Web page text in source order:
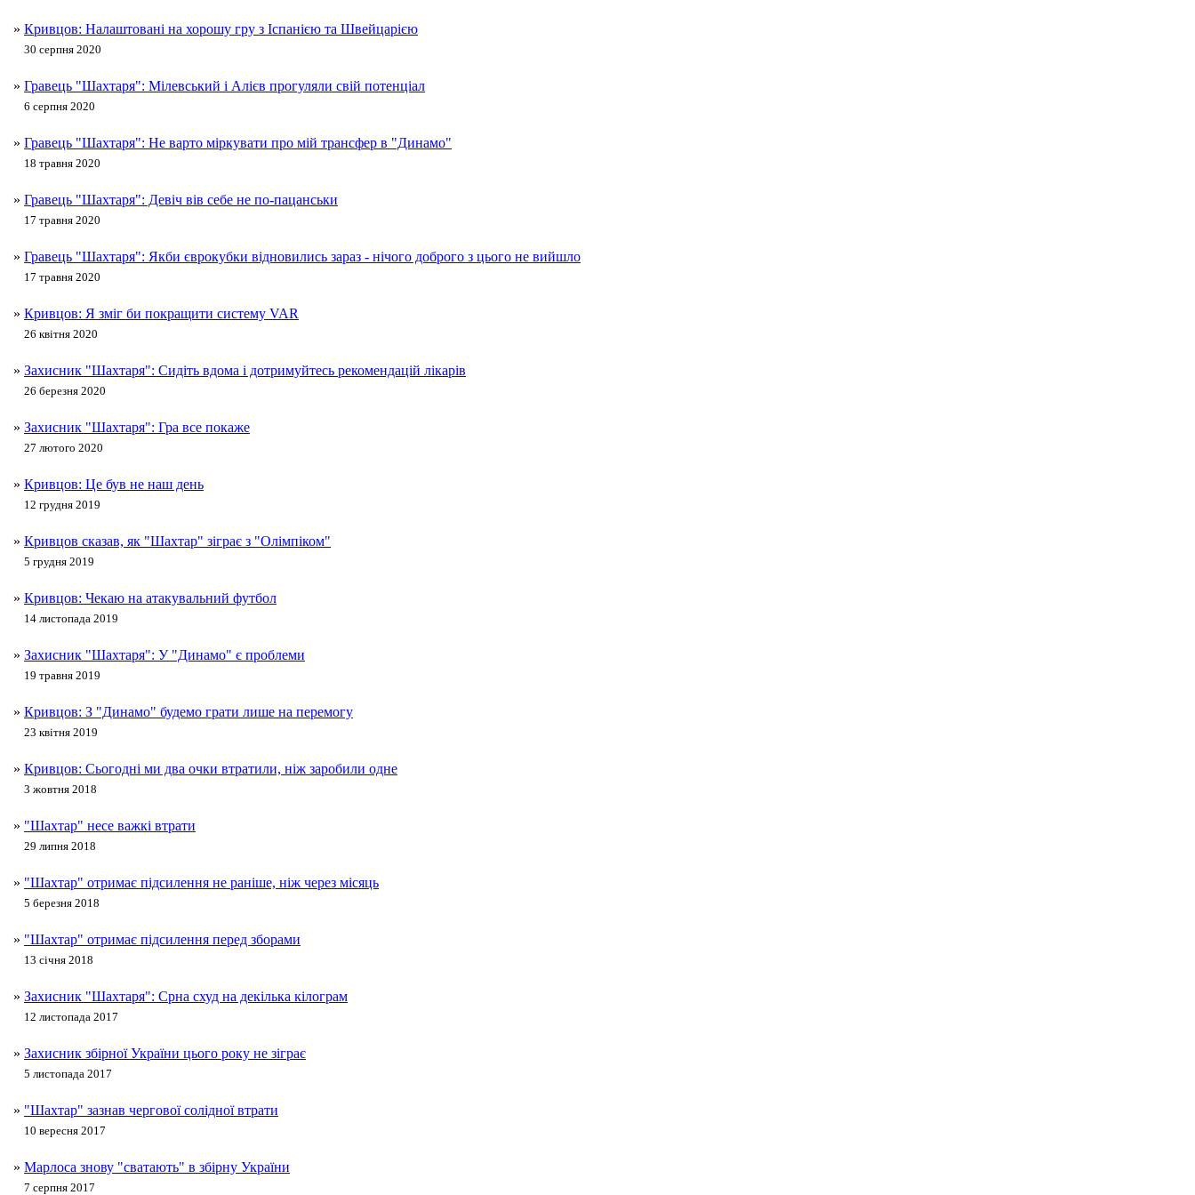
» Кривцов: Налаштовані на хорошу гру з Іспанією та Швейцарією
30 серпня 2020
» Гравець "Шахтаря": Мілевський і Алієв прогуляли свій потенціал
6 серпня 2020
» Гравець "Шахтаря": Не варто міркувати про мій трансфер в "Динамо"
18 травня 2020
» Гравець "Шахтаря": Девіч вів себе не по-пацанськи
17 травня 2020
» Гравець "Шахтаря": Якби єврокубки відновились зараз - нічого доброго з цього не вийшло
17 травня 2020
» Кривцов: Я зміг би покращити систему VAR
26 квітня 2020
» Захисник "Шахтаря": Сидіть вдома і дотримуйтесь рекомендацій лікарів
26 березня 2020
» Захисник "Шахтаря": Гра все покаже
27 лютого 2020
» Кривцов: Це був не наш день
12 грудня 2019
» Кривцов сказав, як "Шахтар" зіграє з "Олімпіком"
5 грудня 2019
» Кривцов: Чекаю на атакувальний футбол
14 листопада 2019
» Захисник "Шахтаря": У "Динамо" є проблеми
19 травня 2019
» Кривцов: З "Динамо" будемо грати лише на перемогу
23 квітня 2019
» Кривцов: Сьогодні ми два очки втратили, ніж заробили одне
3 жовтня 2018
» "Шахтар" несе важкі втрати
29 липня 2018
» "Шахтар" отримає підсилення не раніше, ніж через місяць
5 березня 2018
» "Шахтар" отримає підсилення перед зборами
13 січня 2018
» Захисник "Шахтаря": Срна схуд на декілька кілограм
12 листопада 2017
» Захисник збірної України цього року не зіграє
5 листопада 2017
» "Шахтар" зазнав чергової солідної втрати
10 вересня 2017
» Марлоса знову "сватають" в збірну України
7 серпня 2017